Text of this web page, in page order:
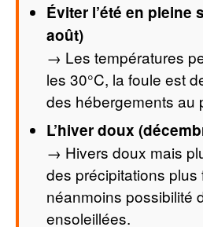
Éviter l’été en pleine
août)
→ Les températures
les 30°C, la foule est
des hébergements au
L’hiver doux
→ Hivers doux mais
des précipitations plus
néanmoins possibilité
ensoleillées.